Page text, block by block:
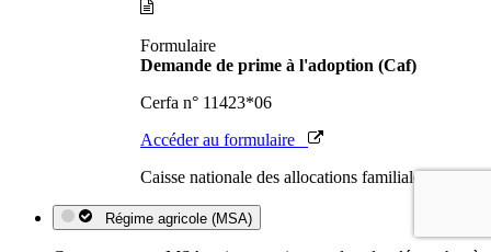
Formulaire
Demande de prime à l'adoption (Caf)
Cerfa n° 11423*06
Accéder au formulaire
Caisse nationale des allocations familiales (Cnaf)
Régime agricole (MSA)